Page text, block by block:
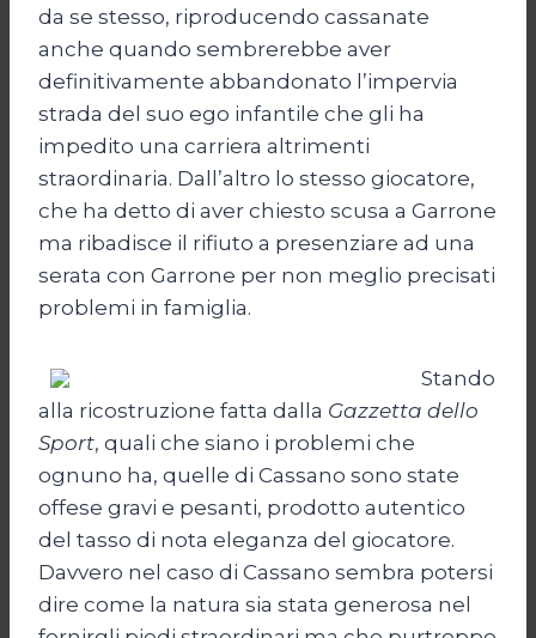
da se stesso, riproducendo cassanate
anche quando sembrerebbe aver
definitivamente abbandonato l’impervia
strada del suo ego infantile che gli ha
impedito una carriera altrimenti
straordinaria. Dall’altro lo stesso giocatore,
che ha detto di aver chiesto scusa a Garrone
ma ribadisce il rifiuto a presenziare ad una
serata con Garrone per non meglio precisati
problemi in famiglia.
Stando
alla ricostruzione fatta dalla Gazzetta dello
Sport, quali che siano i problemi che
ognuno ha, quelle di Cassano sono state
offese gravi e pesanti, prodotto autentico
del tasso di nota eleganza del giocatore.
Davvero nel caso di Cassano sembra potersi
dire come la natura sia stata generosa nel